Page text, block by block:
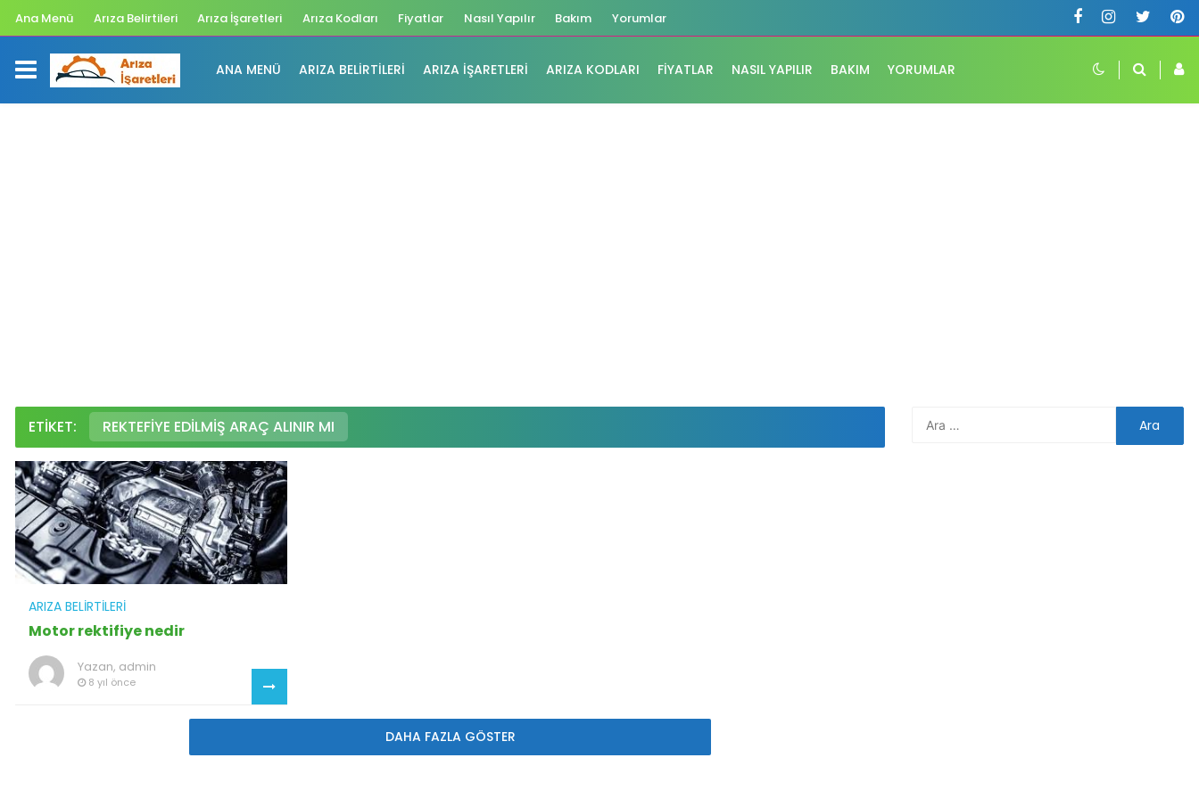
Ana Menü Arıza Belirtileri Arıza İşaretleri Arıza Kodları Fiyatlar Nasıl Yapılır Bakım Yorumlar
ANA MENÜ ARIZA BELIRTILERI ARIZA İŞARETLERI ARIZA KODLARI FIYATLAR NASIL YAPILIR BAKIM YORUMLAR
ETIKET: REKTEFIYE EDILMIŞ ARAÇ ALINIR MI
ARIZA BELIRTILERI
Motor rektifiye nedir
Yazan, admin
8 yıl önce
DAHA FAZLA GÖSTER